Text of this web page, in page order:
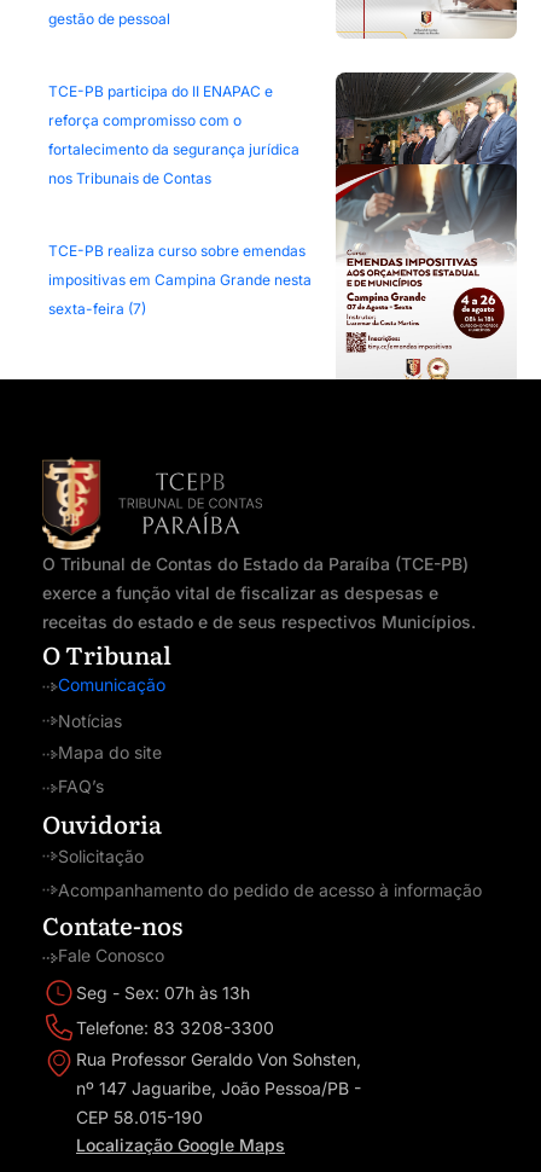
gestão de pessoal
TCE-PB participa do II ENAPAC e
reforça compromisso com o
fortalecimento da segurança jurídica
nos Tribunais de Contas
TCE-PB realiza curso sobre emendas
impositivas em Campina Grande nesta
sexta-feira (7)
O Tribunal de Contas do Estado da Paraíba (TCE-PB)
exerce a função vital de fiscalizar as despesas e
receitas do estado e de seus respectivos Municípios.
O Tribunal
Comunicação
Notícias
Mapa do site
FAQ’s
Ouvidoria
Solicitação
Acompanhamento do pedido de acesso à informação
Contate-nos
Fale Conosco
Seg - Sex: 07h às 13h
Telefone: 83 3208-3300
Rua Professor Geraldo Von Sohsten,
nº 147 Jaguaribe, João Pessoa/PB -
CEP 58.015-190
Localização Google Maps